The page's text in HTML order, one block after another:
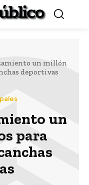
un millón
deportivas
un
para